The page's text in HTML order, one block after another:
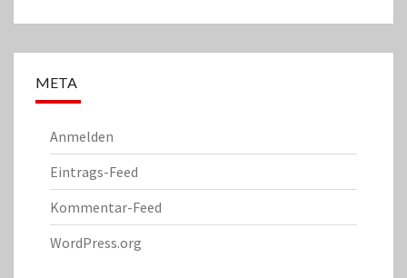
META
Anmelden
Eintrags-Feed
Kommentar-Feed
WordPress.org